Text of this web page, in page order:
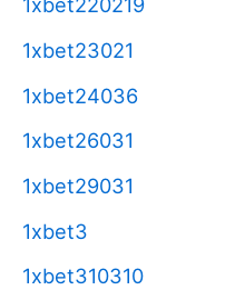
1xbet220219
1xbet23021
1xbet24036
1xbet26031
1xbet29031
1xbet3
1xbet310310